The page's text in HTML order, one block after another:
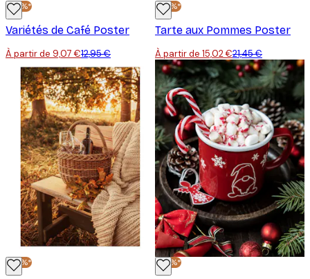
-30%*
Variétés de Café Poster
À partir de 9,07 €12,95 €
-30%*
Tarte aux Pommes Poster
À partir de 15,02 €21,45 €
-30%* -30%*